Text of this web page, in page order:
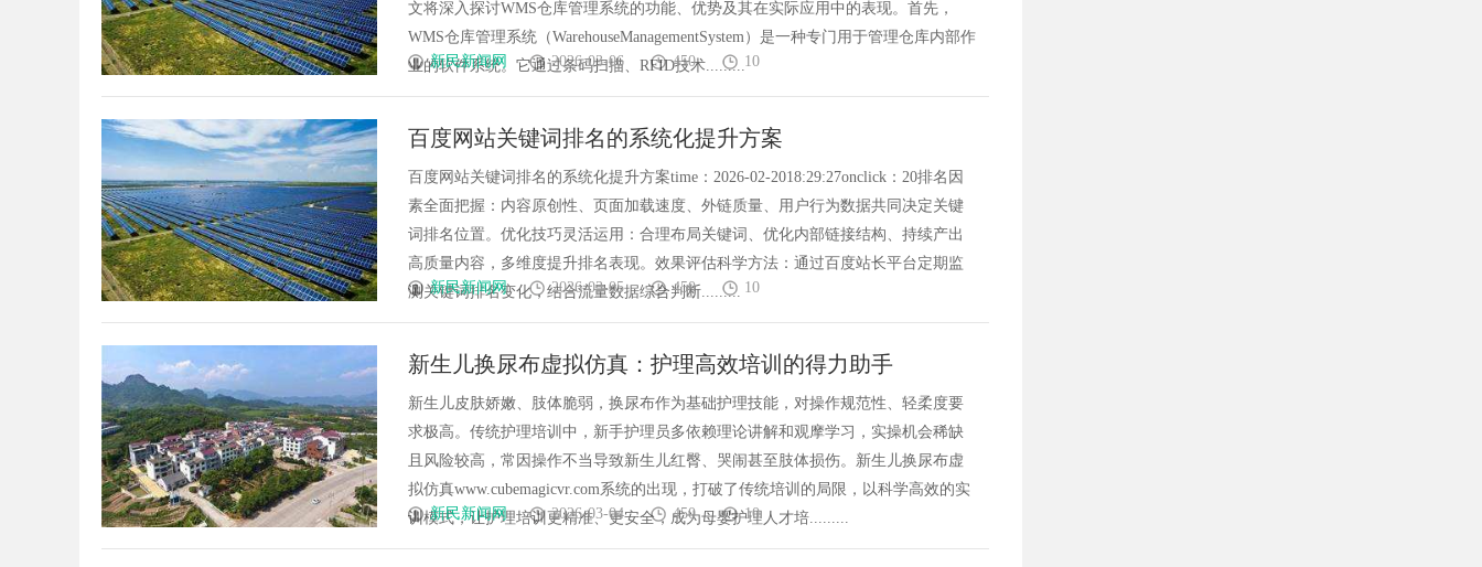
文将深入探讨WMS仓库管理系统的功能、优势及其在实际应用中的表现。首先，
WMS仓库管理系统（WarehouseManagementSystem）是一种专门用于管理仓库内部作
业的软件系统。它通过条码扫描、RFID技术.........
新民新闻网 2026-03-06 450 10
百度网站关键词排名的系统化提升方案
百度网站关键词排名的系统化提升方案time：2026-02-2018:29:27onclick：20排名因
素全面把握：内容原创性、页面加载速度、外链质量、用户行为数据共同决定关键
词排名位置。优化技巧灵活运用：合理布局关键词、优化内部链接结构、持续产出
高质量内容，多维度提升排名表现。效果评估科学方法：通过百度站长平台定期监
测关键词排名变化，结合流量数据综合判断.........
新民新闻网 2026-03-05 450 10
新生儿换尿布虚拟仿真：护理高效培训的得力助手
新生儿皮肤娇嫩、肢体脆弱，换尿布作为基础护理技能，对操作规范性、轻柔度要
求极高。传统护理培训中，新手护理员多依赖理论讲解和观摩学习，实操机会稀缺
且风险较高，常因操作不当导致新生儿红臀、哭闹甚至肢体损伤。新生儿换尿布虚
拟仿真www.cubemagicvr.com系统的出现，打破了传统培训的局限，以科学高效的实
训模式，让护理培训更精准、更安全，成为母婴护理人才培.........
新民新闻网 2026-03-04 450 10